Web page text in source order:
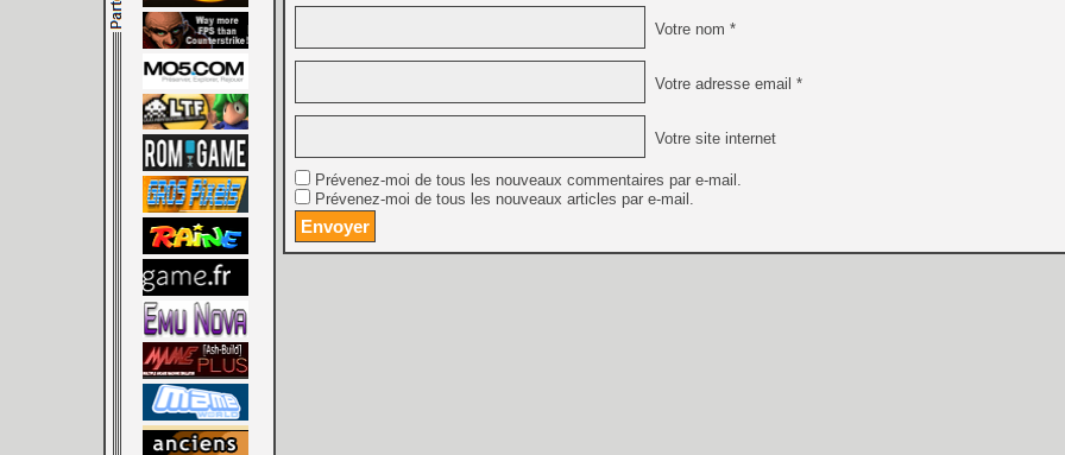
[Mo5] La mini borne
[GK] Atari renoue avec les
[GK] Le studio de FIFA
[GK] La PlayStation 1 en
[GK] Dawn of War 4 : les
[GK] CloverPit : l'héritier
[GK] Stellar Blade : Blood
[GK] Palworld Online est
[GK] Wuchang 2 : le
[GK] Minecraft et ses «
Votre nom *
Votre adresse email *
Votre site internet
Prévenez-moi de tous les nouveaux commentaires par e-mail.
Prévenez-moi de tous les nouveaux articles par e-mail.